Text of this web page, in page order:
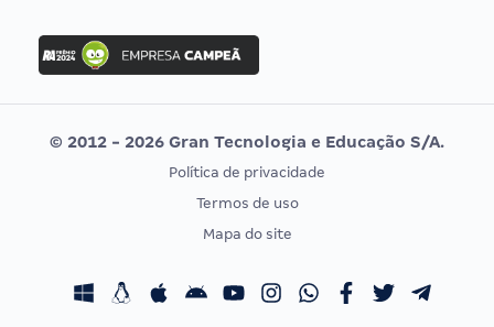
Concurso Ibama
Concurso MPU
Editais publicados
Vunesp
CONCURSOS POR PROFISSÃO
Concursos Fiscais
EXAME DE ORDEM
Calendário OAB
© 2012 - 2026 Gran Tecnologia e Educação S/A.
Política de privacidade
Termos de uso
Mapa do site